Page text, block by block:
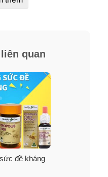
từ thức ăn.
thèm ngủ ngày.
quan
đề kháng